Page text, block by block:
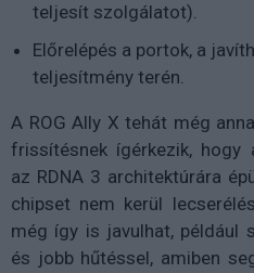
teljesít szolgálatot).
Előrelépés a portok, a
teljesítmény terén.
A ROG Ally X tehát még
frissítésnek ígérkezik, hogy
az RDNA 3 architektúrára
chipset nem kerül
még így is javulhat, például
és jobb hűtéssel, amiben